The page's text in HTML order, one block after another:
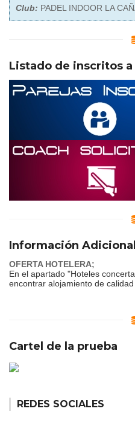
Club: PADEL INDOOR LA
Listado de inscritos a
Información Adicional
OFERTA HOTELERA;
En el apartado "Hoteles
encontrar alojamiento de
Cartel de la prueba
REDES SOCIALES